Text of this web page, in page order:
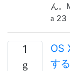
ん。
23
1
OS
す